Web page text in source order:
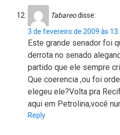
Tabareodisse:
3 de fevereiro de 2009 às
Este grande senador foi
derrota no senado
partido que ele sempre
Que coerencia ,ou foi
elegeu ele?Volta pra
aqui em Petrolina,você
Reply